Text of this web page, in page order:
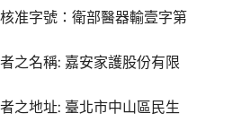
准字號：衛部醫器輸壹字第
之名稱: 嘉安家護股份有限
之地址: 臺北市中山區民生